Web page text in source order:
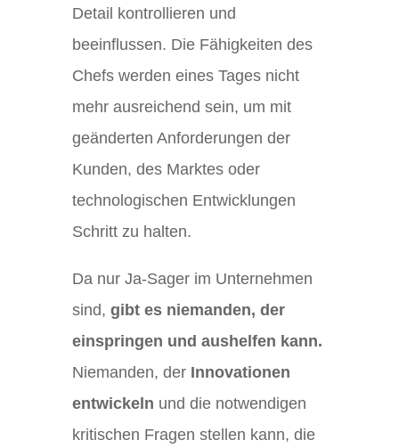
Detail kontrollieren und
beeinflussen. Die Fähigkeiten des
Chefs werden eines Tages nicht
mehr ausreichend sein, um mit
geänderten Anforderungen der
Kunden, des Marktes oder
technologischen Entwicklungen
Schritt zu halten.
Da nur Ja-Sager im Unternehmen
sind, gibt es niemanden, der
einspringen und aushelfen kann.
Niemanden, der Innovationen
entwickeln und die notwendigen
kritischen Fragen stellen kann, die